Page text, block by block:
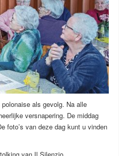
als gevolg. Na alle
versnapering. De middag
foto’s van deze dag kunt u vinden